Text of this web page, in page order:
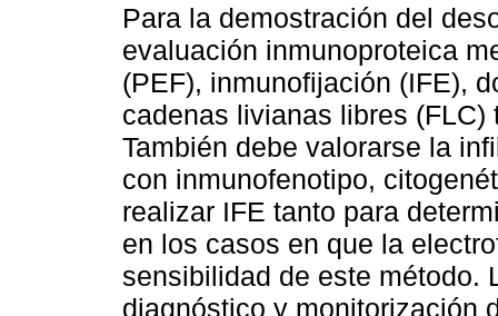
Para la demostración del
evaluación inmunoproteica
(PEF), inmunofijación (IFE),
cadenas livianas libres
También debe valorarse la
con inmunofenotipo,
realizar IFE tanto para
en los casos en que la
sensibilidad de este método.
diagnóstico y monitorización